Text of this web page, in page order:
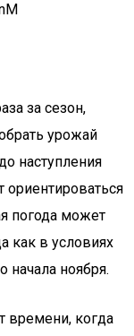
за сезон,
урожай
наступления
погода может
как в условиях
начала ноября.
времени, когда